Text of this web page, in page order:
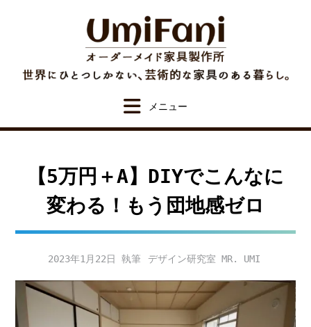
【5万円＋‪Α‬】DIYでこんなに
変わる！もう団地感ゼロ
2023年1月22日 デザイン研究室 MR. UMI